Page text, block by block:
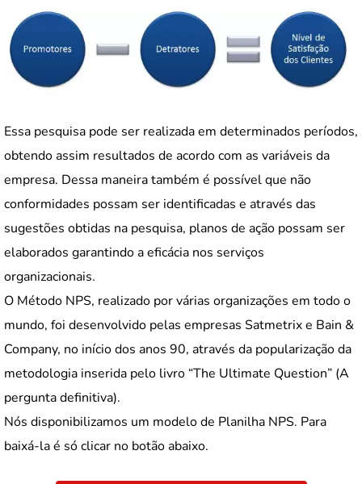
Essa pesquisa pode ser realizada em determinados períodos,
obtendo assim resultados de acordo com as variáveis da
empresa. Dessa maneira também é possível que não
conformidades possam ser identificadas e através das
sugestões obtidas na pesquisa, planos de ação possam ser
elaborados garantindo a eficácia nos serviços
organizacionais.
O Método NPS, realizado por várias organizações em todo o
mundo, foi desenvolvido pelas empresas Satmetrix e Bain &
Company, no início dos anos 90, através da popularização da
metodologia inserida pelo livro “The Ultimate Question” (A
pergunta definitiva).
Nós disponibilizamos um modelo de Planilha NPS. Para
baixá-la é só clicar no botão abaixo.